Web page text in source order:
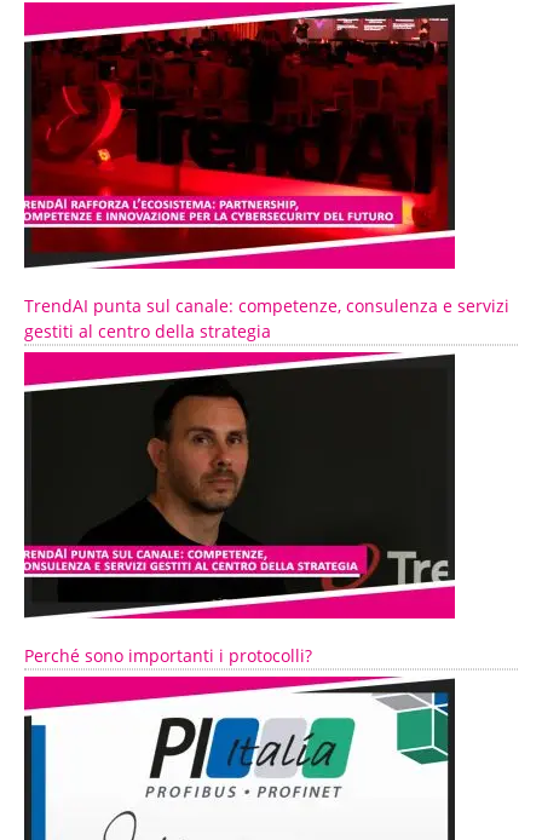
TrendAI punta sul canale: competenze, consulenza e servizi
gestiti al centro della strategia
Perché sono importanti i protocolli?